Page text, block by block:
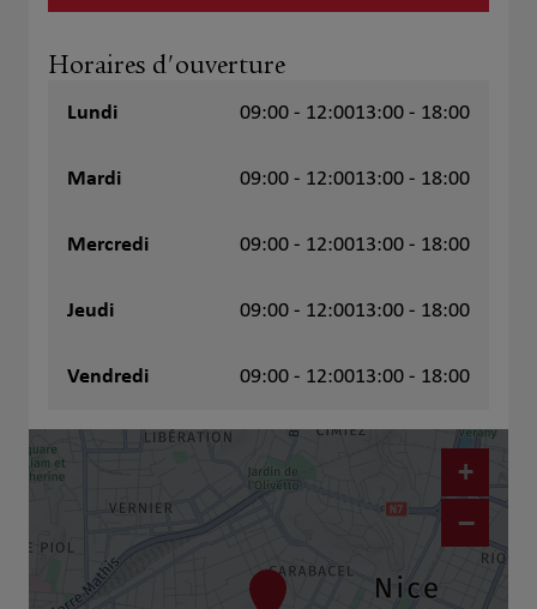
Horaires d'ouverture
Lundi 09:00 - 12:0013:00 - 18:00
Mardi 09:00 - 12:0013:00 - 18:00
Mercredi 09:00 - 12:0013:00 - 18:00
Jeudi 09:00 - 12:0013:00 - 18:00
Vendredi 09:00 - 12:0013:00 - 18:00
+
−